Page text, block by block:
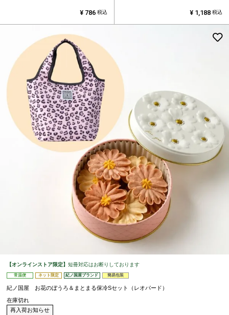
¥ 786 税込 ¥ 1,188 税込
【オンラインストア限定】 短冊対応はお断りしております
常温便 ネット限定 紀ノ国屋ブランド 簡易包装
紀ノ国屋 お花のぼうろ＆まとまる保冷Sセット（レオパード）
在庫切れ
再入荷お知らせ